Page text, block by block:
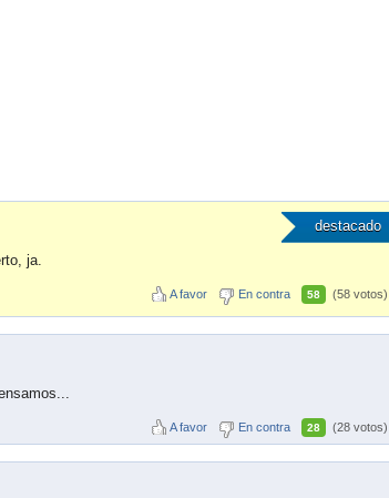
destacado
ja.
A favor En contra 58 (58 votos)
A favor En contra 28 (28 votos)